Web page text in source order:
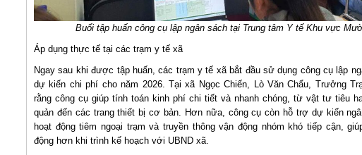
Buổi tập huấn công cụ lập ngân sách tại Trung tâm Y tế Khu vực
Áp dụng thực tế tại các trạm y tế xã
Ngay sau khi được tập huấn, các trạm y tế xã bắt đầu sử dụng công cụ lập
dự kiến chi phí cho năm 2026. Tại xã Ngọc Chiến, Lò Văn Chẩu, Trưởng
rằng công cụ giúp tính toán kinh phí chi tiết và nhanh chóng, từ vật tư tiêu
quản đến các trang thiết bị cơ bản. Hơn nữa, công cụ còn hỗ trợ dự kiến
hoạt động tiêm ngoại trạm và truyền thông vận động nhóm khó tiếp cận,
động hơn khi trình kế hoạch với UBND xã.